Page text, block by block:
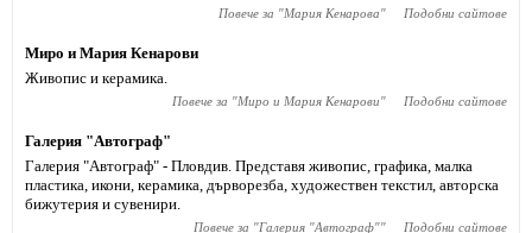
Повече за "Мария Кенарова" Подобни сайтове
Миро и Мария Кенарови
Живопис и керамика.
Повече за "Миро и Мария Кенарови" Подобни сайтове
Галерия "Автограф"
Галерия "Автограф" - Пловдив. Представя живопис, графика, малка
пластика, икони, керамика, дърворезба, художествен текстил, авторска
бижутерия и сувенири.
Повече за "Галерия "Автограф"" Подобни сайтове